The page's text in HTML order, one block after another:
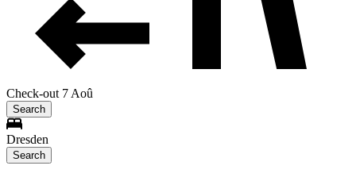
Check-out 7 Aoû
Search
Dresden
Search